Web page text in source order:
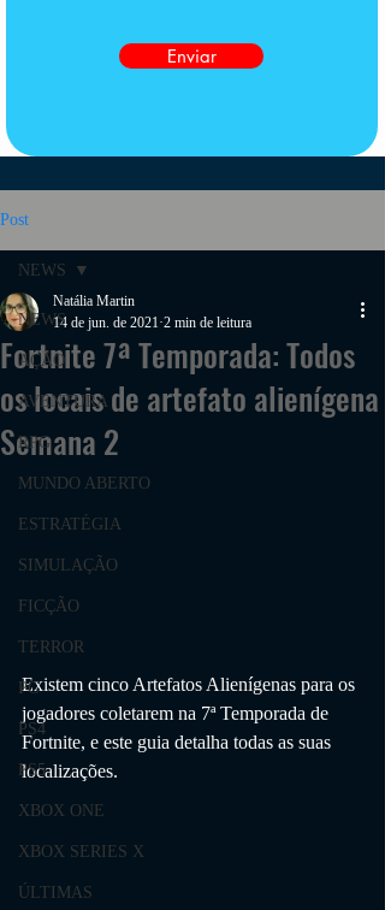
Enviar
Post
NEWS
AÇÃO
AVENTURA
RPG
MUNDO ABERTO
ESTRATÉGIA
SIMULAÇÃO
FICÇÃO
TERROR
PC
PS4
PS5
XBOX ONE
XBOX SERIES X
ÚLTIMAS
NEWS
Fortnite 7ª Temporada: Todos
os locais de artefato alienígena
Semana 2
Natália Martin
14 de jun. de 2021 2 min de leitura
Existem cinco Artefatos Alienígenas para os
jogadores coletarem na 7ª Temporada de
Fortnite, e este guia detalha todas as suas
localizações.